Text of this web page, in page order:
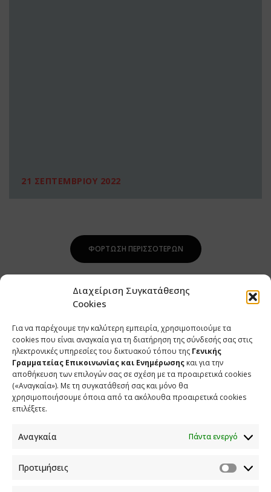
Διαχείριση Συγκατάθεσης
Cookies
Για να παρέχουμε την καλύτερη εμπειρία, χρησιμοποιούμε τα
cookies που είναι αναγκαία για τη διατήρηση της σύνδεσής σας στις
ηλεκτρονικές υπηρεσίες του δικτυακού τόπου της Γενικής
Γραμματείας Επικοινωνίας και Ενημέρωσης και για την
αποθήκευση των επιλογών σας σε σχέση με τα προαιρετικά cookies
(«Αναγκαία»). Με τη συγκατάθεσή σας και μόνο θα
χρησιμοποιήσουμε όποια από τα ακόλουθα προαιρετικά cookies
επιλέξετε.
Αναγκαία Πάντα ενεργό
Προτιμήσεις
21 ΣΕΠΤΕΜΒΡΙΟΥ 2022
ΦΌΡΤΩΣΗ ΠΕΡΙΣΣΌΤΕΡΩΝ
ΕΠΙΚΟΙΝΩΝΙΑ
Φραγκούδη 11 & Αλεξάνδρου Πάντου
info.media@media.gov.gr